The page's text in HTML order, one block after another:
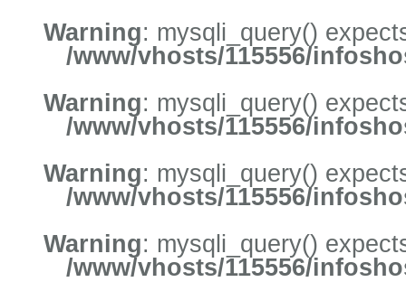
Warning: mysqli_query()
/www/vhosts/115556/
Warning: mysqli_query()
/www/vhosts/115556/
Warning: mysqli_query()
/www/vhosts/115556/
Warning: mysqli_query()
/www/vhosts/115556/